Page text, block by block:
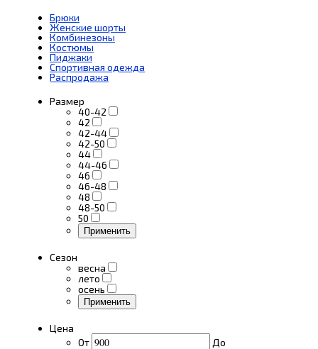
Брюки
Женские шорты
Комбинезоны
Костюмы
Пиджаки
Спортивная одежда
Распродажа
Размер
40-42
42
42-44
42-50
44
44-46
46
46-48
48
48-50
50
Применить
Сезон
весна
лето
осень
Применить
Цена
От
До